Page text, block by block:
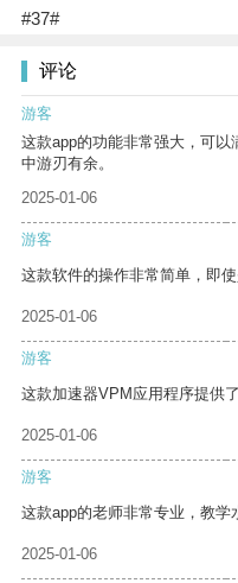
#37#
评论
游客
这款app的功能非常强大，可
中游刃有余。
2025-01-06
游客
这款软件的操作非常简单，即使
2025-01-06
游客
这款加速器VPM应用程序提供
2025-01-06
游客
这款app的老师非常专业，教学
2025-01-06